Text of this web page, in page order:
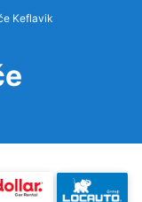
Keflavik